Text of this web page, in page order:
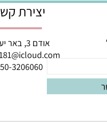
יצירת קשר
אודם 3, באר יעקב